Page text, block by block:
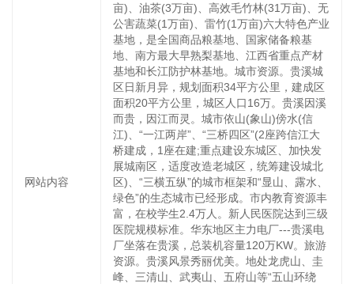
网站内容
亩)、油茶(3万亩)、高效毛竹林(31万亩)、无
公害蔬菜(1万亩)、雷竹(1万亩)六大特色产业
基地，是全国商品粮基地、国家储备粮基
地、南方最大早熟梨基地、江西省重点产材
基地和长江防护林基地。城市资源。贵溪城
区日新月异，规划面积34平方公里，建成区
面积20平方公里，城区人口16万。贵溪因溪
而贵，因江而灵。城市依山(象山)傍水(信
江)、“一江两岸”、“三桥四区”(2座跨信江大
桥建成，1座在建;重点建设东城区、加快发
展城南区，适度改造老城区，统筹建设城北
区)、“三横五纵”的城市框架和“显山、露水、
绿色”的生态城市已经形成。市内教育资源丰
富，在校学生2.4万人。新人民医院达到三级
医院规模标准。华东地区主力电厂---贵溪电
厂坐落在贵溪，总装机容量120万KW。旅游
资源。贵溪风景秀丽优美。地处龙虎山、圭
峰、三清山、武夷山、五府山等“五山环绕